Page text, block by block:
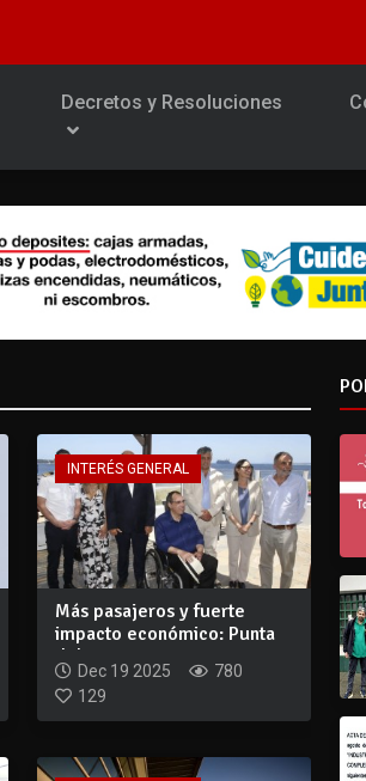
Decretos y Resoluciones
INTERÉS GENERAL
Más pasajeros y fuerte
impacto económico: Punta
del Este ina...
Dec 19 2025
780
129